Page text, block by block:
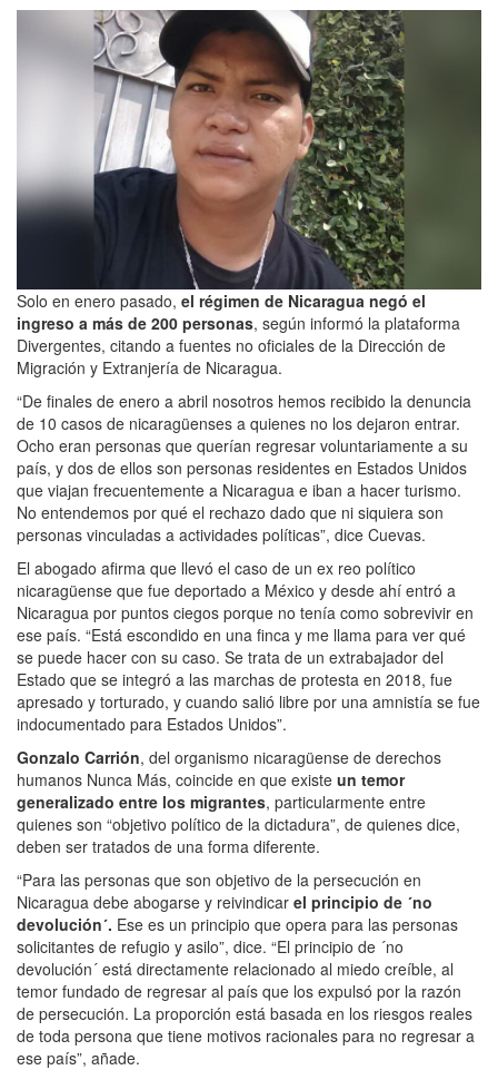
Solo en enero pasado, el régimen de Nicaragua negó el
ingreso a más de 200 personas, según informó la plataforma
Divergentes, citando a fuentes no oficiales de la Dirección de
Migración y Extranjería de Nicaragua.
“De finales de enero a abril nosotros hemos recibido la denuncia
de 10 casos de nicaragüenses a quienes no los dejaron entrar.
Ocho eran personas que querían regresar voluntariamente a su
país, y dos de ellos son personas residentes en Estados Unidos
que viajan frecuentemente a Nicaragua e iban a hacer turismo.
No entendemos por qué el rechazo dado que ni siquiera son
personas vinculadas a actividades políticas”, dice Cuevas.
El abogado afirma que llevó el caso de un ex reo político
nicaragüense que fue deportado a México y desde ahí entró a
Nicaragua por puntos ciegos porque no tenía como sobrevivir en
ese país. “Está escondido en una finca y me llama para ver qué
se puede hacer con su caso. Se trata de un extrabajador del
Estado que se integró a las marchas de protesta en 2018, fue
apresado y torturado, y cuando salió libre por una amnistía se fue
indocumentado para Estados Unidos”.
Gonzalo Carrión, del organismo nicaragüense de derechos
humanos Nunca Más, coincide en que existe un temor
generalizado entre los migrantes, particularmente entre
quienes son “objetivo político de la dictadura”, de quienes dice,
deben ser tratados de una forma diferente.
“Para las personas que son objetivo de la persecución en
Nicaragua debe abogarse y reivindicar el principio de ´no
devolución´. Ese es un principio que opera para las personas
solicitantes de refugio y asilo”, dice. “El principio de ´no
devolución´ está directamente relacionado al miedo creíble, al
temor fundado de regresar al país que los expulsó por la razón
de persecución. La proporción está basada en los riesgos reales
de toda persona que tiene motivos racionales para no regresar a
ese país”, añade.